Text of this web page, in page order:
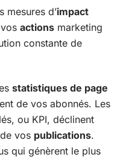
mesures d’impact
actions marketing
constante de
statistiques de page
de vos abonnés. Les
ou KPI, déclinent
vos publications.
qui génèrent le plus